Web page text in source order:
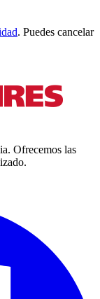
. Puedes cancelar
Ofrecemos las